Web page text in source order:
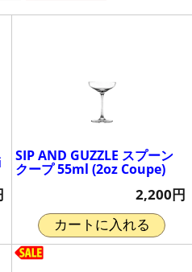
SIP AND GUZZLE スプーン
クープ 55ml (2oz Coupe)
2,200円
カートに入れる